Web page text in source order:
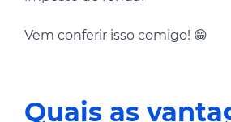
Vem conferir isso comigo! 😁
Quais as